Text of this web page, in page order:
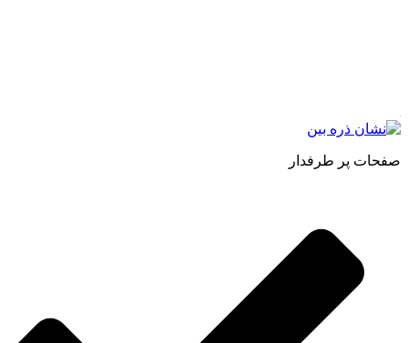
صفحات پر طرفدار